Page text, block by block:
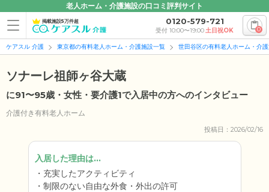
老人ホーム・介護施設の口コミ評判サイト
掲載施設5万件超 0120-579-721
受付 10:00〜19:00土日祝OK 0
ケアスル 介護 東京都の有料老人ホーム・介護施設一覧 世田谷区の有料老人ホーム・介
ソナーレ祖師ヶ谷大蔵
に91〜95歳・女性・要介護1で入居中の方へのインタビュー
介護付き有料老人ホーム
投稿日：2026/02/16
入居した理由は...
充実したアクティビティ
制限のない自由な外食・外出の許可